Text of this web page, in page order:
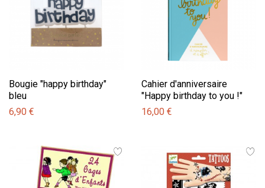
Bougie "happy birthday"
bleu
6,90 €
Cahier d'anniversaire
"Happy birthday to you !"
16,00 €